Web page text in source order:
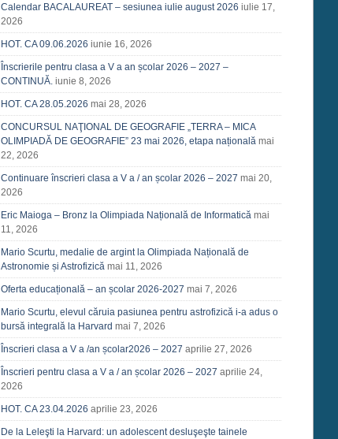
Calendar BACALAUREAT – sesiunea iulie august 2026 iulie 17,
2026
HOT. CA 09.06.2026 iunie 16, 2026
Înscrierile pentru clasa a V a an școlar 2026 – 2027 –
CONTINUĂ. iunie 8, 2026
HOT. CA 28.05.2026 mai 28, 2026
CONCURSUL NAŢIONAL DE GEOGRAFIE „TERRA – MICA
OLIMPIADĂ DE GEOGRAFIE” 23 mai 2026, etapa națională mai
22, 2026
Continuare înscrieri clasa a V a / an școlar 2026 – 2027 mai 20,
2026
Eric Maioga – Bronz la Olimpiada Națională de Informatică mai
11, 2026
Mario Scurtu, medalie de argint la Olimpiada Națională de
Astronomie și Astrofizică mai 11, 2026
Oferta educațională – an școlar 2026-2027 mai 7, 2026
Mario Scurtu, elevul căruia pasiunea pentru astrofizică i-a adus o
bursă integrală la Harvard mai 7, 2026
Înscrieri clasa a V a /an școlar2026 – 2027 aprilie 27, 2026
Înscrieri pentru clasa a V a / an școlar 2026 – 2027 aprilie 24,
2026
HOT. CA 23.04.2026 aprilie 23, 2026
De la Leleşti la Harvard: un adolescent desluşeşte tainele